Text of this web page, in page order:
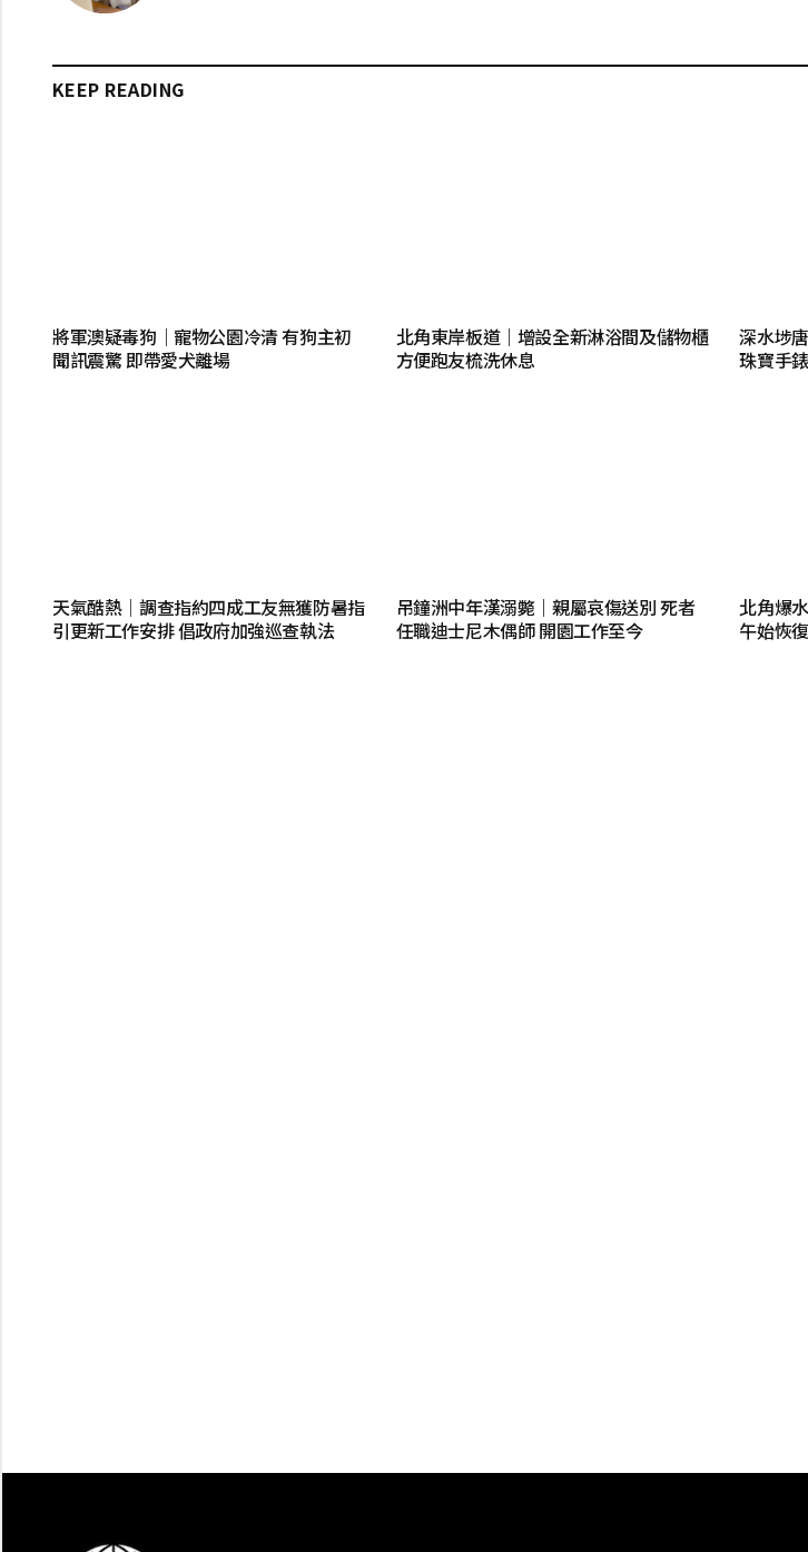
KEEP READING
將軍澳疑毒狗｜寵物公園冷清 有狗主初
聞訊震驚 即帶愛犬離場
北角東岸板道｜增設全新淋浴間及儲物櫃
方便跑友梳洗休息
深水埗
珠寶手
天氣酷熱│調查指約四成工友無獲防暑指
引更新工作安排 倡政府加強巡查執法
吊鐘洲中年漢溺斃｜親屬哀傷送別 死者
任職迪士尼木偶師 開園工作至今
北角爆
午始恢